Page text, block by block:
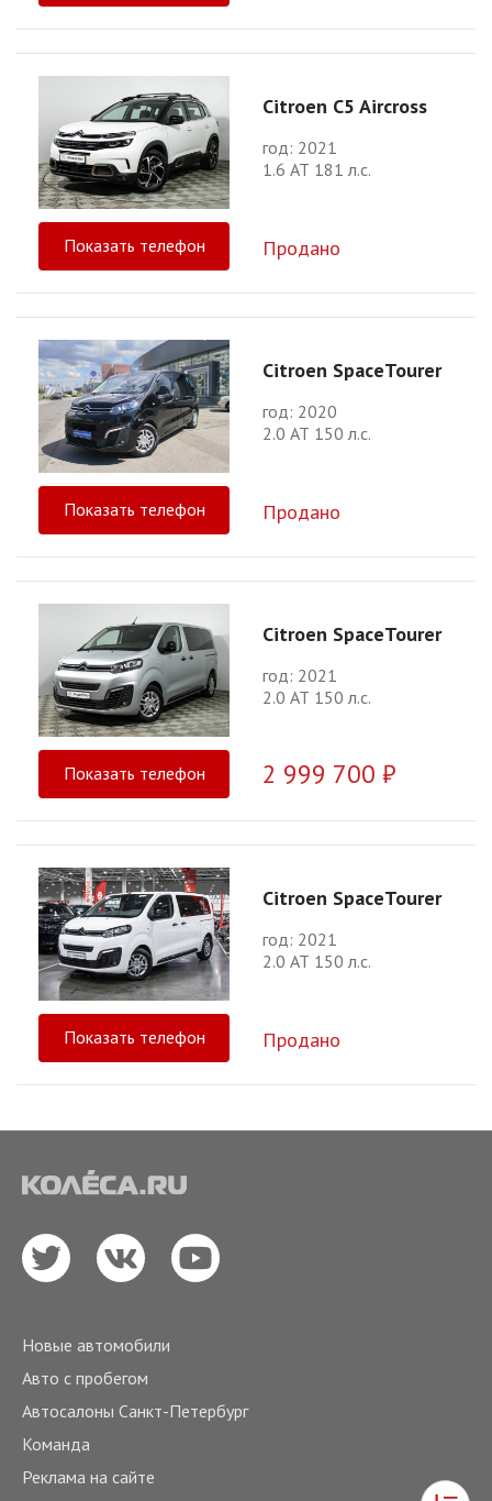
Citroen C5 Aircross
год: 2021
1.6 АТ 181 л.с.
Показать телефон Продано
Citroen SpaceTourer
год: 2020
2.0 АТ 150 л.с.
Показать телефон Продано
Citroen SpaceTourer
год: 2021
2.0 АТ 150 л.с.
Показать телефон 2 999 700 ₽
Citroen SpaceTourer
год: 2021
2.0 АТ 150 л.с.
Показать телефон Продано
Новые автомобили
Авто с пробегом
Автосалоны Санкт-Петербург
Команда
Реклама на сайте